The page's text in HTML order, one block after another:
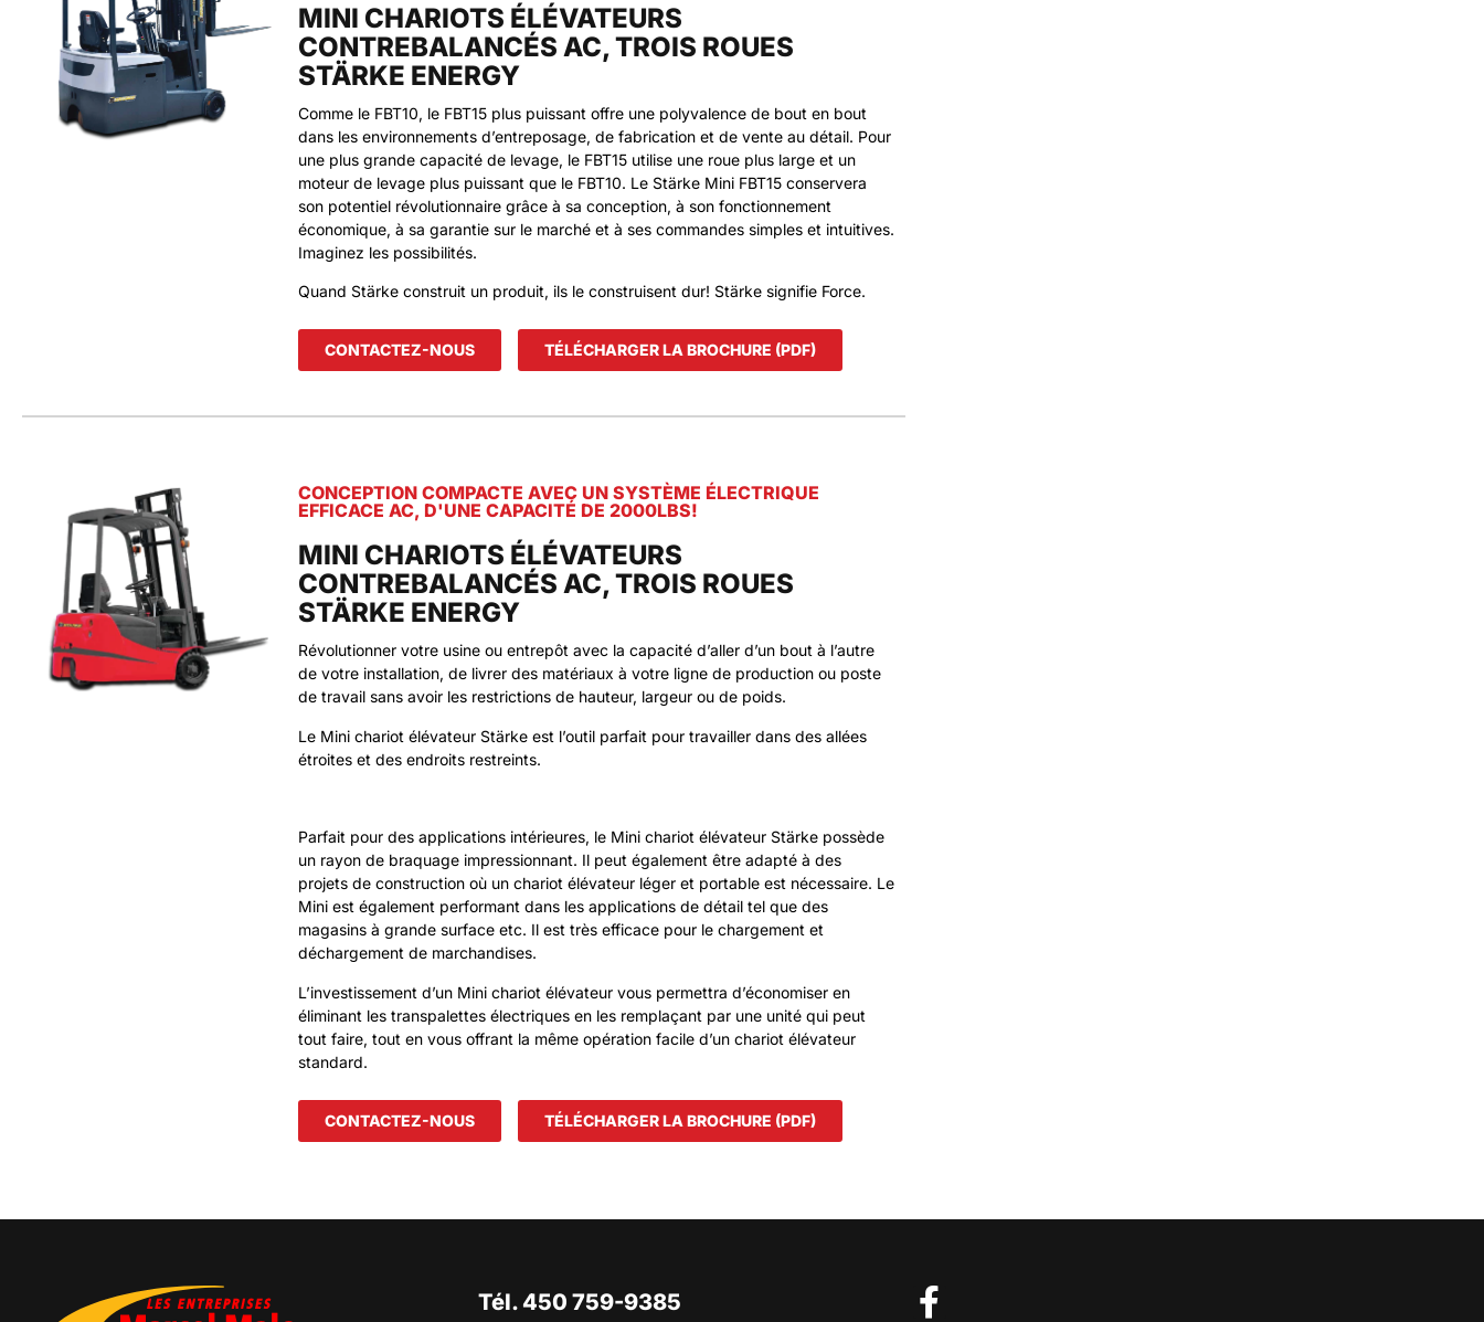
MINI CHARIOTS ÉLÉVATEURS
CONTREBALANCÉS AC, TROIS ROUES
STÄRKE ENERGY
Comme le FBT10, le FBT15 plus puissant offre une polyvalence de bout en bout
dans les environnements d’entreposage, de fabrication et de vente au détail. Pour
une plus grande capacité de levage, le FBT15 utilise une roue plus large et un
moteur de levage plus puissant que le FBT10. Le Stärke Mini FBT15 conservera
son potentiel révolutionnaire grâce à sa conception, à son fonctionnement
économique, à sa garantie sur le marché et à ses commandes simples et intuitives.
Imaginez les possibilités.
Quand Stärke construit un produit, ils le construisent dur! Stärke signifie Force.
CONTACTEZ-NOUS TÉLÉCHARGER LA BROCHURE (PDF)
CONCEPTION COMPACTE AVEC UN SYSTÈME ÉLECTRIQUE
EFFICACE AC, D'UNE CAPACITÉ DE 2000LBS!
MINI CHARIOTS ÉLÉVATEURS
CONTREBALANCÉS AC, TROIS ROUES
STÄRKE ENERGY
Révolutionner votre usine ou entrepôt avec la capacité d’aller d’un bout à l’autre
de votre installation, de livrer des matériaux à votre ligne de production ou poste
de travail sans avoir les restrictions de hauteur, largeur ou de poids.
Le Mini chariot élévateur Stärke est l’outil parfait pour travailler dans des allées
étroites et des endroits restreints.
Parfait pour des applications intérieures, le Mini chariot élévateur Stärke possède
un rayon de braquage impressionnant. Il peut également être adapté à des
projets de construction où un chariot élévateur léger et portable est nécessaire. Le
Mini est également performant dans les applications de détail tel que des
magasins à grande surface etc. Il est très efficace pour le chargement et
déchargement de marchandises.
L’investissement d’un Mini chariot élévateur vous permettra d’économiser en
éliminant les transpalettes électriques en les remplaçant par une unité qui peut
tout faire, tout en vous offrant la même opération facile d’un chariot élévateur
standard.
CONTACTEZ-NOUS TÉLÉCHARGER LA BROCHURE (PDF)
Tél. 450 759-9385